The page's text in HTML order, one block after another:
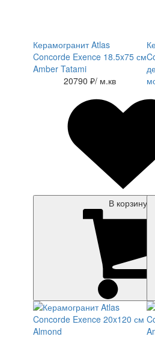
Керамогранит Atlas
Concorde Exence 18.5x75 см
Amber Tatami
20790 ₽/ м.кв
В корзину